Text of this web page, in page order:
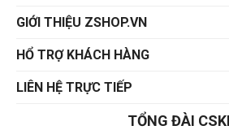
Ổ cứng HDD Mac
1TB
GIỚI THIỆU ZSHOP.VN
HỔ TRỢ KHÁCH HÀNG
LIÊN HỆ TRỰC TIẾP
TỔNG ĐÀI